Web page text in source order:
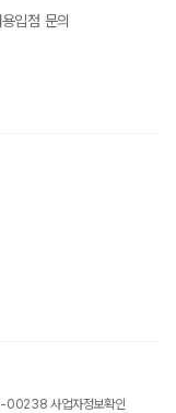
입점 문의
00238 사업자정보확인